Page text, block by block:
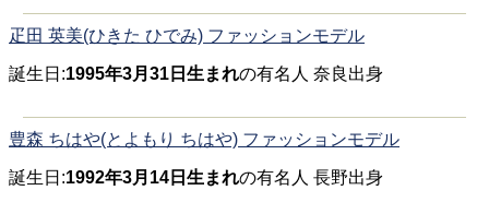
疋田 英美(ひきた ひでみ) ファッションモデル
誕生日:1995年3月31日生まれの有名人 奈良出身
豊森 ちはや(とよもり ちはや) ファッションモデル
誕生日:1992年3月14日生まれの有名人 長野出身